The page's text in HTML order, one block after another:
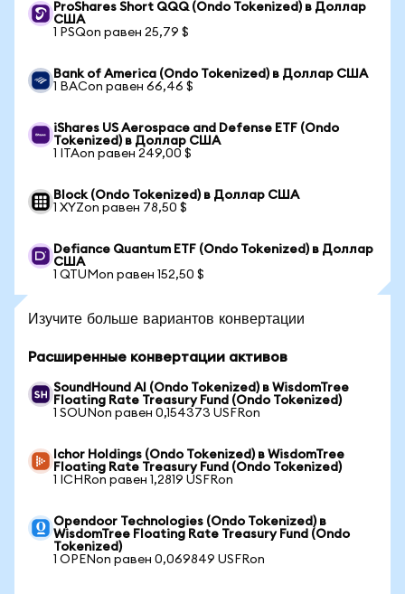
ProShares Short QQQ (Ondo Tokenized) в Доллар
США
1 PSQon равен 25,79 $
Bank of America (Ondo Tokenized) в Доллар США
1 BACon равен 66,46 $
iShares US Aerospace and Defense ETF (Ondo
Tokenized) в Доллар США
1 ITAon равен 249,00 $
Block (Ondo Tokenized) в Доллар США
1 XYZon равен 78,50 $
Defiance Quantum ETF (Ondo Tokenized) в Доллар
США
1 QTUMon равен 152,50 $
Изучите больше вариантов конвертации
Расширенные конвертации активов
SoundHound AI (Ondo Tokenized) в WisdomTree
Floating Rate Treasury Fund (Ondo Tokenized)
1 SOUNon равен 0,154373 USFRon
Ichor Holdings (Ondo Tokenized) в WisdomTree
Floating Rate Treasury Fund (Ondo Tokenized)
1 ICHRon равен 1,2819 USFRon
Opendoor Technologies (Ondo Tokenized) в
WisdomTree Floating Rate Treasury Fund (Ondo
Tokenized)
1 OPENon равен 0,069849 USFRon